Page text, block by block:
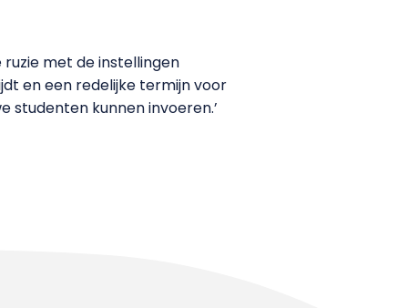
met de instellingen
en een redelijke termijn voor
studenten kunnen invoeren.’